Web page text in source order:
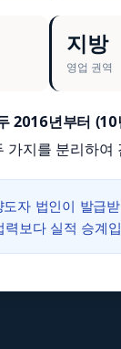
지방
영업 권역
2016년부터
지를 분리하
도자 법인이 발급
보다 실적 승계